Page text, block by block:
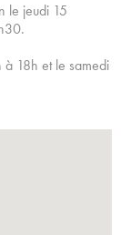
le jeudi 15
à 18h et le samedi